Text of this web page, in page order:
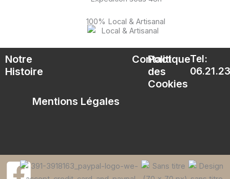
100% Local & Artisanal
Notre
Histoire
Mentions Légales
Contact
Politique
des
Cookies
Tel: